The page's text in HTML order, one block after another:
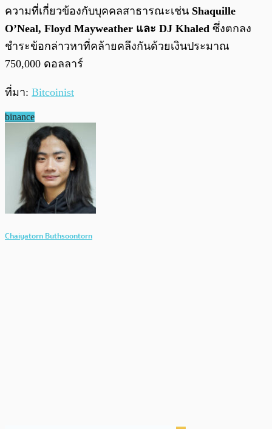
ความที่เกี่ยวข้องกับบุคคลสาธารณะเช่น Shaquille
O’Neal, Floyd Mayweather และ DJ Khaled ซึ่งตกลง
ชำระข้อกล่าวหาที่คล้ายคลึงกันด้วยเงินประมาณ
750,000 ดอลลาร์
ที่มา: Bitcoinist
binance
Chaiyatorn Buthsoontorn